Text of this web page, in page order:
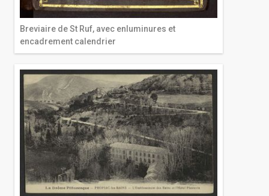
Breviaire de St Ruf, avec enluminures et
encadrement calendrier